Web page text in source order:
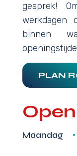
gesprek!
werkdagen
binnen
PLAN
Maandag